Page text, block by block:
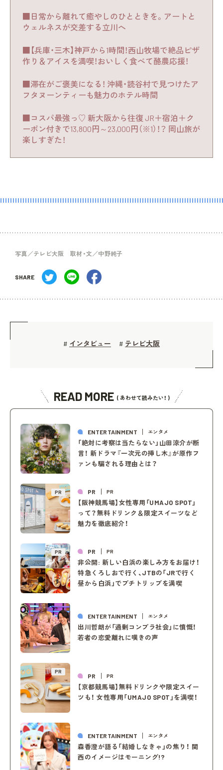
■日常から離れて癒やしのひとときを。アートと
ウェルネスが交差する立川へ
■【兵庫・三木】神戸から1時間！西山牧場で絶品ピザ
作り＆アイスを満喫！おいしく食べて酪農応援！
■滞在がご褒美になる！ 沖縄・読谷村で見つけたア
フタヌーンティーも魅力のホテル時間
■コスパ最強っ♡ 新大阪から往復 JR＋宿泊＋ク
ーポン付きで13,800円～23,000円（※1）！？ 岡山旅が
楽しすぎた！
写真／テレビ大阪 取材・文／中野純子
SHARE
# インタビュー # テレビ大阪
READ MORE ( あわせて読みたい！ )
ENTERTAINMENT エンタメ
「絶対に考察は当たらない」山田涼介が断
言！ 新ドラマ『一次元の挿し木』が原作フ
ァンも騙される理由とは？
PR PR PR
【阪神競馬場】女性専用「UMAJO SPOT」
って？無料ドリンク＆限定スイーツなど
魅力を徹底紹介！
PR PR PR
非公開: 新しい白浜の楽しみ方をお届け！
特急くろしおで行く、JTBの「JRで行く
昼から白浜」でプチトリップを満喫
ENTERTAINMENT エンタメ
出川哲朗が「過剰コンプラ社会」に憤慨！
若者の恋愛離れに嘆きの声
PR
PR PR
【京都競馬場】無料ドリンクや限定スイー
ツも！ 女性専用「UMAJO SPOT」を満喫！
ENTERTAINMENT エンタメ
森香澄が語る「結婚しなきゃ」の焦り！ 関
西のイメージはモーニング!?